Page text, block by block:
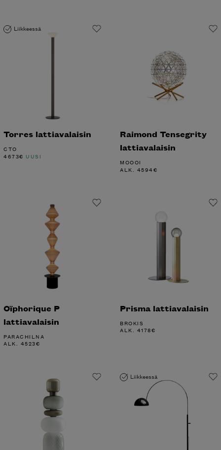
Liikkeessä
Torres lattiavalaisin
CTO
4673€ UUSI
Raimond Tensegrity
lattiavalaisin
MOOOI
ALK. 4594€
Oïphorique P
lattiavalaisin
PARACHILNA
ALK. 4523€
Prisma lattiavalaisin
BROKIS
ALK. 4178€
Liikkeessä